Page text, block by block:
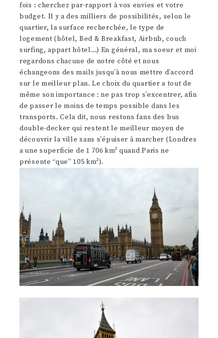
fois : cherchez par-rapport à vos envies et votre
budget. Il y a des milliers de possibilités, selon le
quartier, la surface recherchée, le type de
logement (hôtel, Bed & Breakfast, Airbnb, couch
surfing, appart hôtel…) En général, ma soeur et moi
regardons chacune de notre côté et nous
échangeons des mails jusqu’à nous mettre d’accord
sur le meilleur plan. Le choix du quartier a tout de
même son importance : ne pas trop s’excentrer, afin
de passer le moins de temps possible dans les
transports. Cela dit, nous restons fans des bus
double-decker qui restent le meilleur moyen de
découvrir la ville sans s’épuiser à marcher (Londres
a une superficie de 1 706 km² quand Paris ne
présente “que” 105 km²).